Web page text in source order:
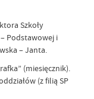
Szkoły
Podstawowej i
– Janta.
(miesięcznik).
(z filią SP